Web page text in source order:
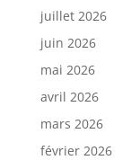
juillet 2026
juin 2026
mai 2026
avril 2026
mars 2026
février 2026